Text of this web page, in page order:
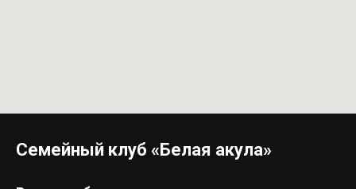
Семейный клуб «Белая акула»